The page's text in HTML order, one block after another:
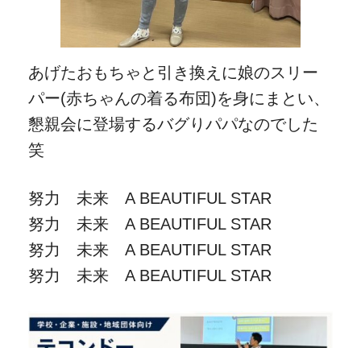
あげたおもちゃと引き換えに娘のスリー
パー(赤ちゃんの着る布団)を身にまとい、
懇親会に登場するバグりパパなのでした
笑
努力 未来 A BEAUTIFUL STAR
努力 未来 A BEAUTIFUL STAR
努力 未来 A BEAUTIFUL STAR
努力 未来 A BEAUTIFUL STAR